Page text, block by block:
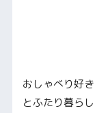
おしゃべり好
とふたり暮ら